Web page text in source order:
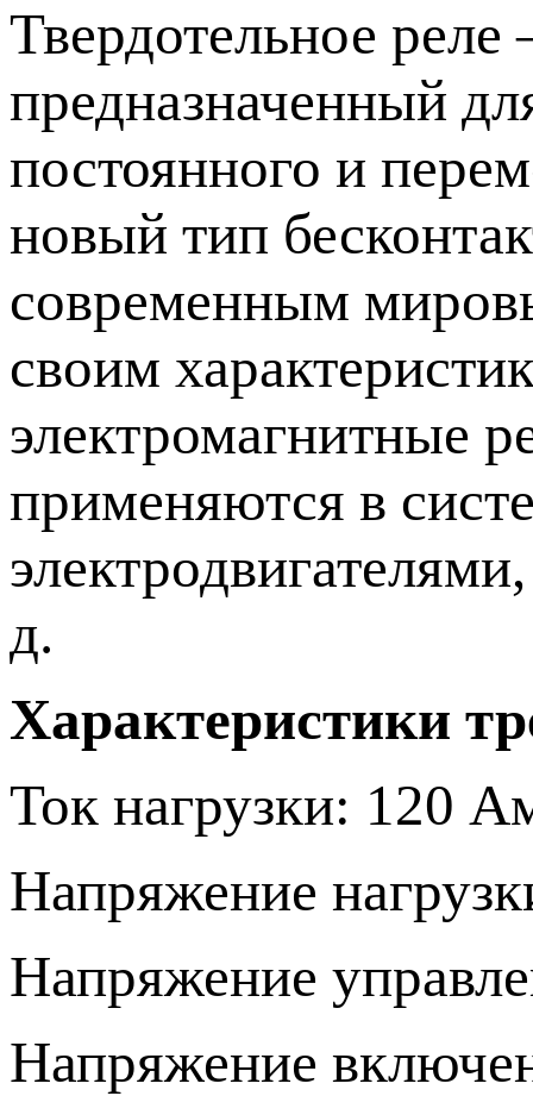
Твердотельное
предназначенный
постоянного и
новый тип
современным
своим
электромагнитные
применяются в
д.
Характеристики
Ток нагрузки: 120
Напряжение
Напряжение
Напряжение